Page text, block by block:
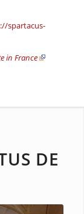
spartacus-
in France
DE